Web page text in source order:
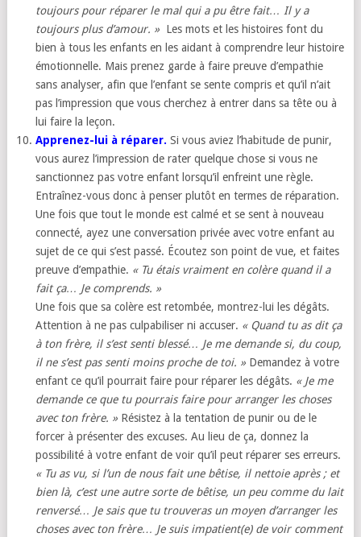
toujours pour réparer le mal qui a pu être fait… Il y a
toujours plus d’amour. » Les mots et les histoires font du
bien à tous les enfants en les aidant à comprendre leur histoire
émotionnelle. Mais prenez garde à faire preuve d’empathie
sans analyser, afin que l’enfant se sente compris et qu’il n’ait
pas l’impression que vous cherchez à entrer dans sa tête ou à
lui faire la leçon.
Apprenez-lui à réparer.Si vous aviez l’habitude de punir,
vous aurez l’impression de rater quelque chose si vous ne
sanctionnez pas votre enfant lorsqu’il enfreint une règle.
Entraînez-vous donc à penser plutôt en termes de réparation.
Une fois que tout le monde est calmé et se sent à nouveau
connecté, ayez une conversation privée avec votre enfant au
sujet de ce qui s’est passé. Écoutez son point de vue, et faites
preuve d’empathie. « Tu étais vraiment en colère quand il a
fait ça… Je comprends. »
Une fois que sa colère est retombée, montrez-lui les dégâts.
Attention à ne pas culpabiliser ni accuser. « Quand tu as dit ça
à ton frère, il s’est senti blessé… Je me demande si, du coup,
il ne s’est pas senti moins proche de toi. » Demandez à votre
enfant ce qu’il pourrait faire pour réparer les dégâts. « Je me
demande ce que tu pourrais faire pour arranger les choses
avec ton frère. » Résistez à la tentation de punir ou de le
forcer à présenter des excuses. Au lieu de ça, donnez la
possibilité à votre enfant de voir qu’il peut réparer ses erreurs.
« Tu as vu, si l’un de nous fait une bêtise, il nettoie après ; et
bien là, c’est une autre sorte de bêtise, un peu comme du lait
renversé… Je sais que tu trouveras un moyen d’arranger les
choses avec ton frère… Je suis impatient(e) de voir comment